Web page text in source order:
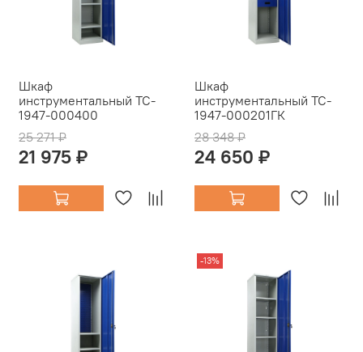
Шкаф
инструментальный TC-
1947-000400
25 271 ₽
21 975 ₽
Шкаф
инструментальный TC-
1947-000201ГК
28 348 ₽
24 650 ₽
-13%